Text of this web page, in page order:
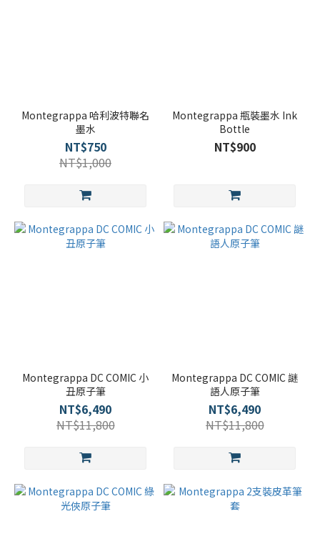
Montegrappa 哈利波特聯名
墨水
NT$750
NT$1,000
Montegrappa 瓶裝墨水 Ink
Bottle
NT$900
Montegrappa DC COMIC 小
丑原子筆
NT$6,490
NT$11,800
Montegrappa DC COMIC 謎
語人原子筆
NT$6,490
NT$11,800